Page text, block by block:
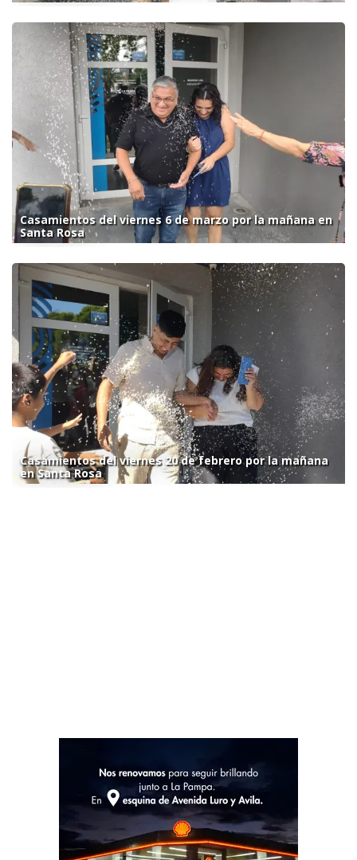
Casamientos del viernes 6 de marzo por la mañana en
Santa Rosa
Casamientos del viernes 20 de febrero por la mañana
en Santa Rosa